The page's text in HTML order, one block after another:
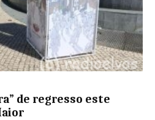
de regresso este